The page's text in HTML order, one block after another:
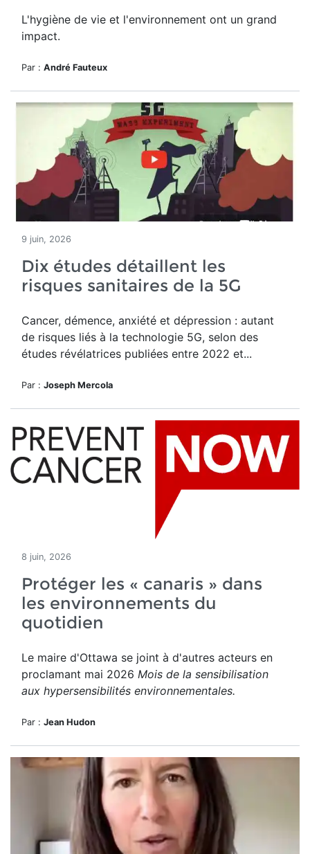
L'hygiène de vie et l'environnement ont un grand
impact.
Par : André Fauteux
9 juin, 2026
Dix études détaillent les
risques sanitaires de la 5G
Cancer, démence, anxiété et dépression : autant
de risques liés à la technologie 5G, selon des
études révélatrices publiées entre 2022 et...
Par : Joseph Mercola
8 juin, 2026
Protéger les « canaris » dans
les environnements du
quotidien
Le maire d'Ottawa se joint à d'autres acteurs en
proclamant mai 2026 Mois de la sensibilisation
aux hypersensibilités environnementales.
Par : Jean Hudon